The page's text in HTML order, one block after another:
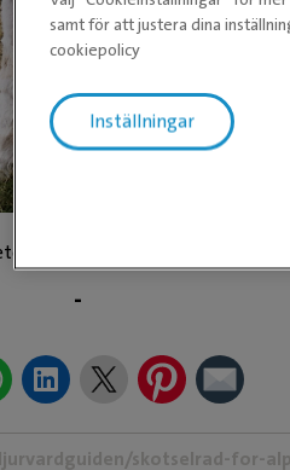
-
samt för att justera dina
cookiepolicy
Inställningar